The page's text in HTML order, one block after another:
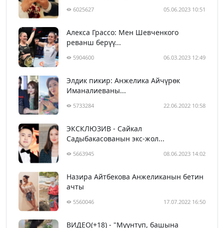
6025627 05.06.2023 10:51
Алекса Грассо: Мен Шевченкого
реванш берүү...
5904600 06.03.2023 12:49
Элдик пикир: Анжелика Айчүрөк
Иманалиеваны...
5733284 22.06.2022 10:58
ЭКСКЛЮЗИВ - Сайкал
Садыбакасованын экс-жол...
5663945 08.06.2023 14:02
Назира Айтбекова Анжеликанын бетин
ачты
5560046 17.07.2022 16:50
ВИДЕО(+18) - "Муунтуп, башына